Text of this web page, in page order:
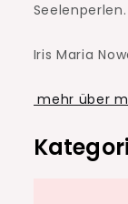
Seelenperlen.
Iris Maria
mehr über